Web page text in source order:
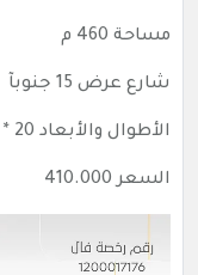
مساحة 460 م
شارع عرض 15 جنوبآ
الأطوال والأبعاد 20 * 23
السعر 410.000